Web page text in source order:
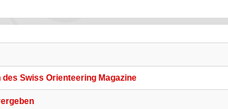
Swiss Orienteering Magazine